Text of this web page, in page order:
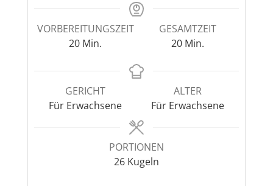
VORBEREITUNGSZEIT
20Minuten
Min.
GESAMTZEIT
20Minuten
Min.
GERICHT
Für Erwachsene
ALTER
Für Erwachsene
PORTIONEN
26 Kugeln